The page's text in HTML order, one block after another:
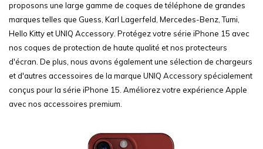
proposons une large gamme de coques de téléphone de grandes
marques telles que Guess, Karl Lagerfeld, Mercedes-Benz, Tumi,
Hello Kitty et UNIQ Accessory. Protégez votre série iPhone 15 avec
nos coques de protection de haute qualité et nos protecteurs
d'écran. De plus, nous avons également une sélection de chargeurs
et d'autres accessoires de la marque UNIQ Accessory spécialement
conçus pour la série iPhone 15. Améliorez votre expérience Apple
avec nos accessoires premium.